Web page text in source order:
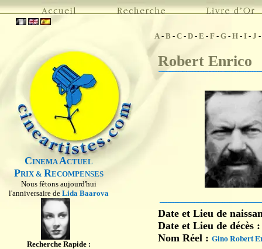
CINEMAACTUEL
PRIX & RECOMPENSES
Nous fêtons aujourd'hui
l'anniversaire de Lida Baarova
Recherche Rapide :
A- B - C - D - E - F - G - H - I - J -
Robert Enrico
Date et Lieu de
Date et Lieu de décès
Nom Réel : Gino Robert